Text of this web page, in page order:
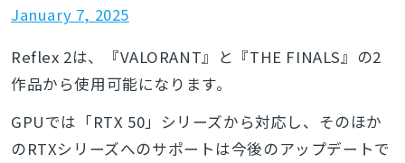
January 7, 2025
Reflex 2は、『VALORANT』と『THE FINALS』の2
作品から使用可能になります。
GPUでは「RTX 50」シリーズから対応し、そのほか
のRTXシリーズへのサポートは今後のアップデートで